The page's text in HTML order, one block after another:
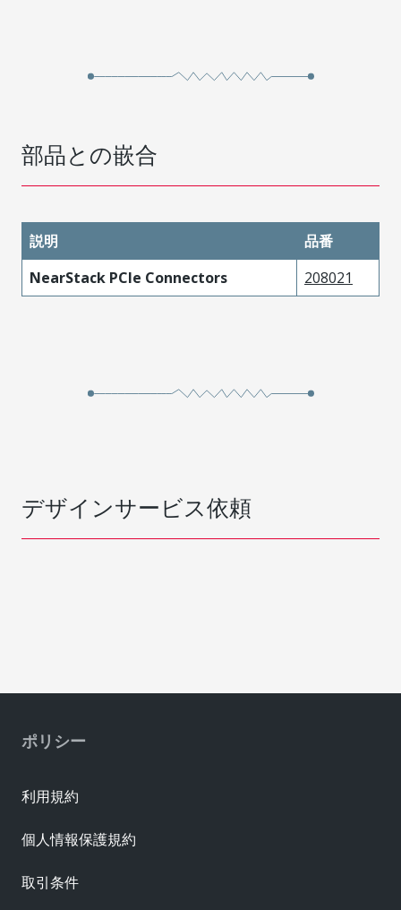
部品との嵌合
説明
品番
NearStack PCIe Connectors
208021
デザインサービス依頼
ポリシー
利用規約
個人情報保護規約
取引条件